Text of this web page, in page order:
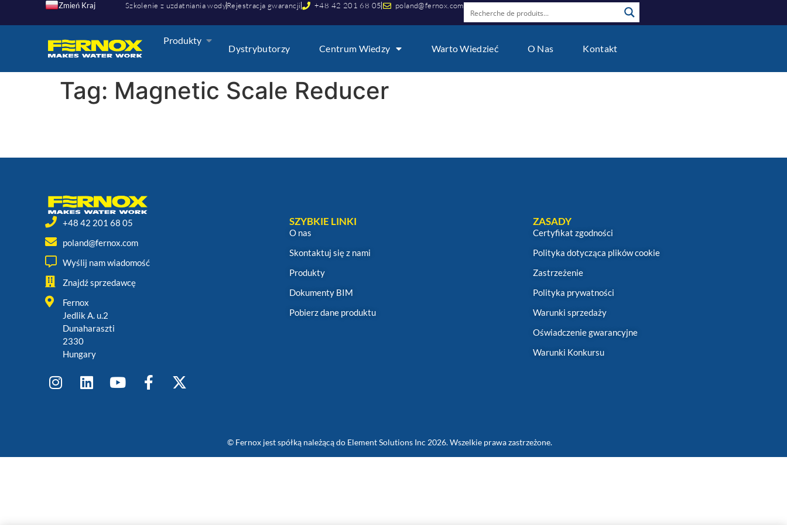
Zmień Kraj Szkolenie z uzdatniania wodyRejestracja gwarancji +48 42 201 68 05 poland@fernox.com
Produkty
Dystrybutorzy Centrum Wiedzy Warto Wiedzieć O Nas Kontakt
Tag: Magnetic Scale Reducer
+48 42 201 68 05
poland@fernox.com
Wyślij nam wiadomość
Znajdź sprzedawcę
Fernox
Jedlik A. u.2
Dunaharaszti
2330
Hungary
SZYBKIE LINKI
O nas
Skontaktuj się z nami
Produkty
Dokumenty BIM
Pobierz dane produktu
ZASADY
Certyfikat zgodności
Polityka dotycząca plików cookie
Zastrzeżenie
Polityka prywatności
Warunki sprzedaży
Oświadczenie gwarancyjne
Warunki Konkursu
© Fernox jest spółką należącą do Element Solutions Inc 2026. Wszelkie prawa zastrzeżone.